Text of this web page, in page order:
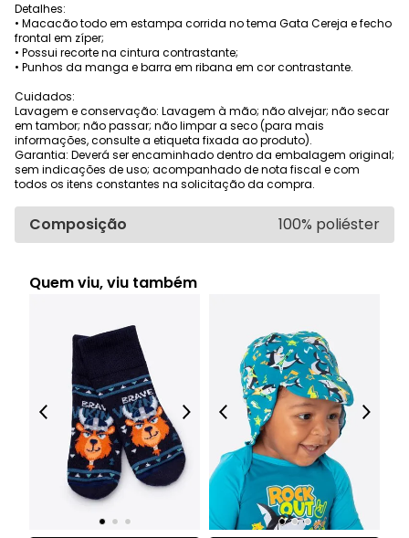
Detalhes:
• Macacão todo em estampa corrida no tema Gata Cereja e fecho
frontal em zíper;
• Possui recorte na cintura contrastante;
• Punhos da manga e barra em ribana em cor contrastante.
Cuidados:
Lavagem e conservação: Lavagem à mão; não alvejar; não secar
em tambor; não passar; não limpar a seco (para mais
informações, consulte a etiqueta fixada ao produto).
Garantia: Deverá ser encaminhado dentro da embalagem original;
sem indicações de uso; acompanhado de nota fiscal e com
todos os itens constantes na solicitação da compra.
Composição 100% poliéster
Quem viu, viu também